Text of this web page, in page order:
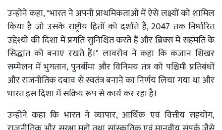
उन्होंने कहा, "भारत ने अपनी प्राथमिकताओं में ऐसे लक्ष्यों को शामिल
किया है जो उसके राष्ट्रीय हितों को दर्शाते हैं, 2047 तक निर्धारित
उद्देश्यों की दिशा में प्रगति सुनिश्चित करते हैं और ब्रिक्स में सहमति के
सिद्धांत को बनाए रखते हैं।" लावरोव ने कहा कि कजान शिखर
सम्मेलन में भुगतान, पुनर्बीमा और विनिमय तंत्र को पश्चिमी प्रतिबंधों
और राजनीतिक दबाव से स्वतंत्र बनाने का निर्णय लिया गया था और
भारत इस दिशा में सक्रिय रूप से कार्य कर रहा है।
उन्होंने कहा कि भारत ने व्यापार, आर्थिक एवं वित्तीय सहयोग,